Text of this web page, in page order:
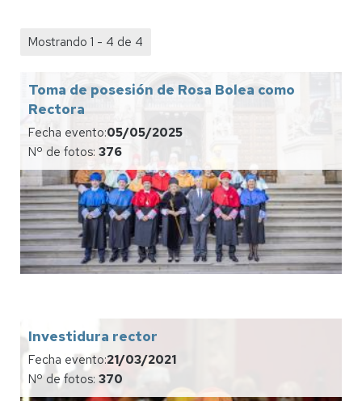
Mostrando 1 - 4 de 4
Toma de posesión de Rosa Bolea como
Rectora
Fecha evento:05/05/2025
Nº de fotos: 376
Investidura rector
Fecha evento:21/03/2021
Nº de fotos: 370